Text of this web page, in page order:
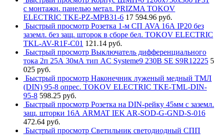
с монтажн. панелью метал. PRIZMA TOKOV
ELECTRIC TKE-PZ-MPB31-6 17 594.96 руб.
Быстрый просмотр Розетка 1-м СП AVA 16А IP20 без
заземл. без защ. шторок в сборе бел. TOKOV ELECTRIC
TKL-AV-R1F-C01 121.14 руб.
Быстрый просмотр Выключатель дифференциального
тока 2п 25А 30мА тип AC Systeme9 230В SE S9R12225 5
025 руб.
Быстрый просмотр Наконечник луженый медный ТМЛ
(DIN) 95-8 опрес. TOKOV ELECTRIC TKE-TML-DIN-
95-8 598.25 руб.
Быстрый просмотр Розетка на DIN-рейку 45мм с заземл.
защ. шторки 16А ARMAT IEK AR-SOD-G-GND-S-016
472.64 руб.
Быстрый просмотр Светильник светодиодный СПП